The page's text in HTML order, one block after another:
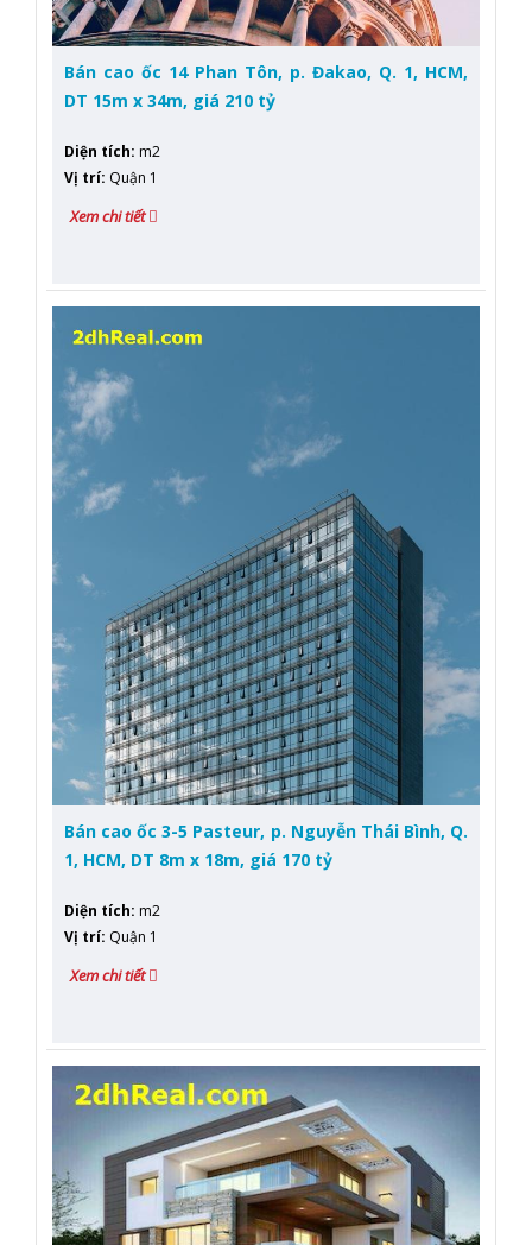
Bán cao ốc 14 Phan Tôn, p. Đakao, Q. 1, HCM,
DT 15m x 34m, giá 210 tỷ
Diện tích: m2
Vị trí: Quận 1
Xem chi tiết
Bán cao ốc 3-5 Pasteur, p. Nguyễn Thái Bình, Q.
1, HCM, DT 8m x 18m, giá 170 tỷ
Diện tích: m2
Vị trí: Quận 1
Xem chi tiết